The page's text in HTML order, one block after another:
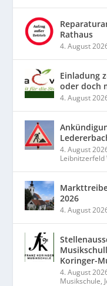
Rathaus
4. August
Einladung
oder doch
4. August
4. August
Leibnitzerfeld
2026
4. August
Koringer-
4. August
Musikschule,